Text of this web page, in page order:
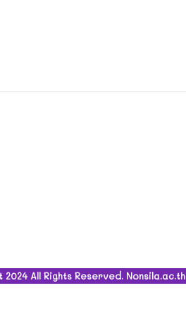
All Rights Reserved. Nonsila.ac.th